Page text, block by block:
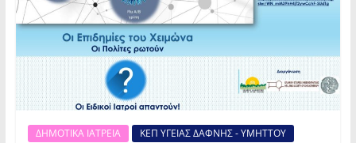
ΔΗΜΟΤΙΚΑ ΙΑΤΡΕΙΑ ΚΕΠ ΥΓΕΙΑΣ ΔΑΦΝΗΣ - ΥΜΗΤΤΟΥ